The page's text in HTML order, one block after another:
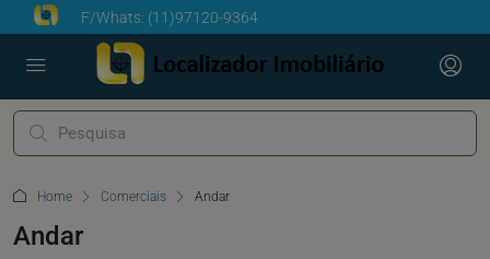
F/Whats: (11)97120-9364
Home Comerciais Andar
Andar